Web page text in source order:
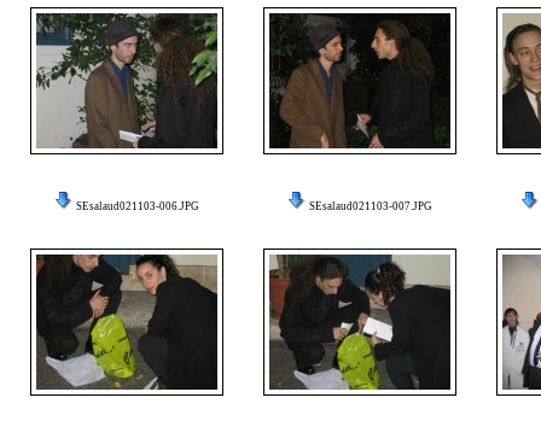
SEsalaud021103-006.JPG SEsalaud021103-007.JPG